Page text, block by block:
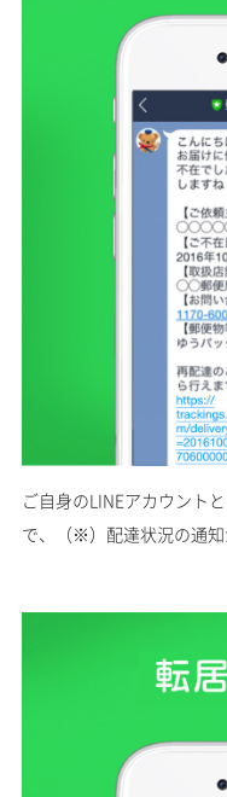
ご自身のLINEアカウント
で、
（※） 配達状況の通